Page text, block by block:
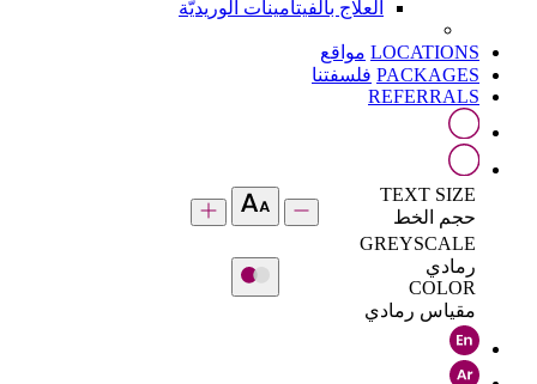
العلاج بالفيتامينات الوريديّة
LOCATIONS مواقع
PACKAGES فلسفتنا
REFERRALS
TEXT SIZE
حجم الخط
GREYSCALE
رمادي
COLOR
مقياس رمادي